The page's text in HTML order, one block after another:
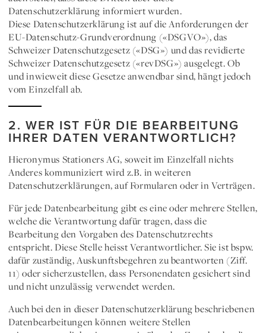
Datenschutzerklärung informiert wurden.
Diese Datenschutzerklärung ist auf die Anforderungen der
EU-Datenschutz-Grundverordnung («DSGVO»), das
Schweizer Datenschutzgesetz («DSG») und das revidierte
Schweizer Datenschutzgesetz («revDSG») ausgelegt. Ob
und inwieweit diese Gesetze anwendbar sind, hängt jedoch
vom Einzelfall ab.
2. WER IST FÜR DIE BEARBEITUNG
IHRER DATEN VERANTWORTLICH?
Hieronymus Stationers AG, soweit im Einzelfall nichts
Anderes kommuniziert wird z.B. in weiteren
Datenschutzerklärungen, auf Formularen oder in Verträgen.
Für jede Datenbearbeitung gibt es eine oder mehrere Stellen,
welche die Verantwortung dafür tragen, dass die
Bearbeitung den Vorgaben des Datenschutzrechts
entspricht. Diese Stelle heisstVerantwortlicher. Sie ist bspw.
dafür zuständig, Auskunftsbegehren zu beantworten (Ziff.
11) oder sicherzustellen, dass Personendaten gesichert sind
und nicht unzulässig verwendet werden.
Auch bei den in dieser Datenschutzerklärung beschriebenen
Datenbearbeitungen können weitere Stellen